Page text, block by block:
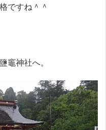
ですね＾＾
竈神社へ。